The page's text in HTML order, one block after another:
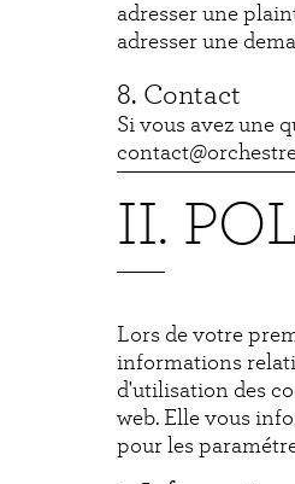
adresser une
adresser une
8. Contact
Si vous avez une
II.
Lors de votre
informations
d'utilisation des
web. Elle vous
pour les